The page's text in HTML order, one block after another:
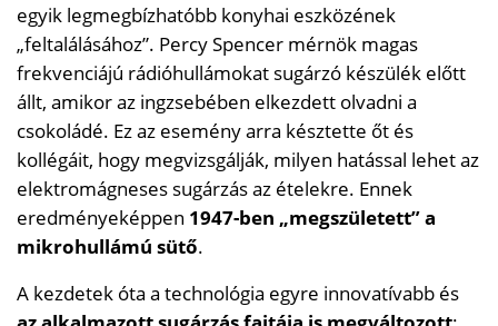
egyik legmegbízhatóbb konyhai eszközének
„feltalálásához”. Percy Spencer mérnök magas
frekvenciájú rádióhullámokat sugárzó készülék előtt
állt, amikor az ingzsebében elkezdett olvadni a
csokoládé. Ez az esemény arra késztette őt és
kollégáit, hogy megvizsgálják, milyen hatással lehet az
elektromágneses sugárzás az ételekre. Ennek
eredményeképpen 1947-ben „megszületett” a
mikrohullámú sütő.
A kezdetek óta a technológia egyre innovatívabb és